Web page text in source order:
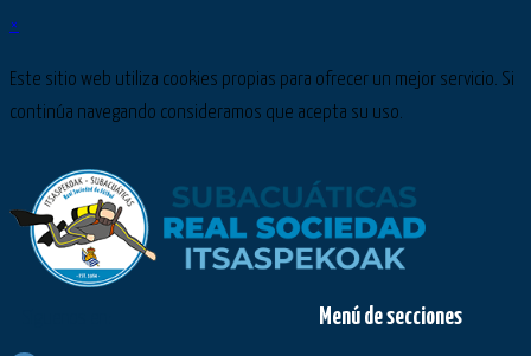
×
Este sitio web utiliza cookies propias para ofrecer un mejor servicio. Si
continúa navegando consideramos que acepta su uso.
Menú de secciones